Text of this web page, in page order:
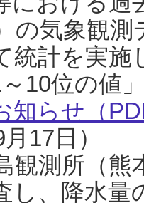
の気象観
統計を実
10位の値
知らせ（
17日）
観測所（熊
し、降水